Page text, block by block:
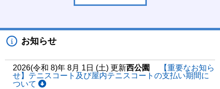
お知らせ
2026(令和 8)年 8月 1日 (土) 更新西公園
【重要なお知ら
せ】テニスコート及び屋内テニスコートの支払い期間に
ついて